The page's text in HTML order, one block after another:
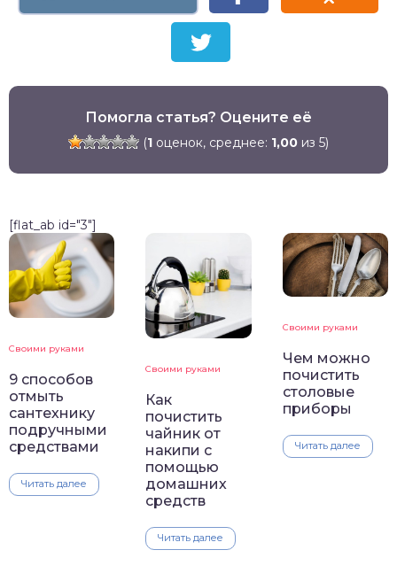
Помогла статья? Оцените её
(1 оценок, среднее: 1,00 из 5)
[flat_ab id="3"]
Своими руками
9 способов
отмыть
сантехнику
подручными
средствами
Читать далее
Своими руками
Как
почистить
чайник от
накипи с
помощью
домашних
средств
Читать далее
Своими руками
Чем можно
почистить
столовые
приборы
Читать далее